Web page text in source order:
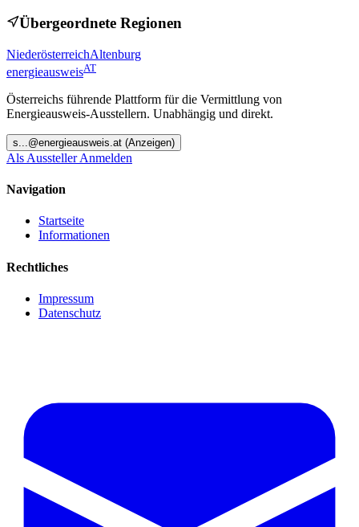
Übergeordnete Regionen
NiederösterreichAltenburg
energieausweisAT
Österreichs führende Plattform für die Vermittlung von
Energieausweis-Ausstellern. Unabhängig und direkt.
s ...@energieausweis.at (Anzeigen)
Als Aussteller Anmelden
Navigation
Startseite
Informationen
Rechtliches
Impressum
Datenschutz